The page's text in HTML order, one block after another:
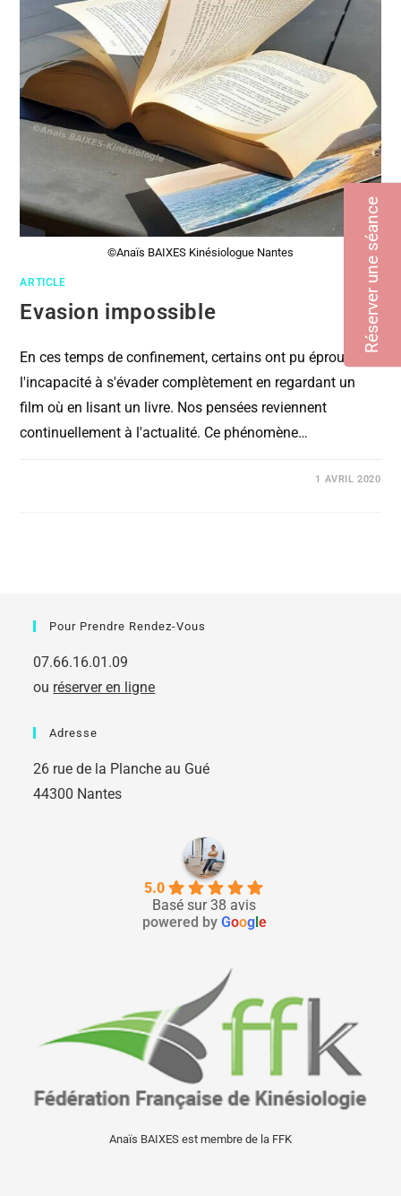
©Anaïs BAIXES Kinésiologue Nantes
ARTICLE
Evasion impossible
En ces temps de confinement, certains ont pu éprouver
l'incapacité à s'évader complètement en regardant un
film où en lisant un livre. Nos pensées reviennent
continuellement à l'actualité. Ce phénomène…
1 AVRIL 2020
Pour Prendre Rendez-Vous
07.66.16.01.09
ou réserver en ligne
Adresse
26 rue de la Planche au Gué
44300 Nantes
5.0
Basé sur 38 avis
powered by Googl e
Anaïs BAIXES est membre de la FFK
Réserver une séance